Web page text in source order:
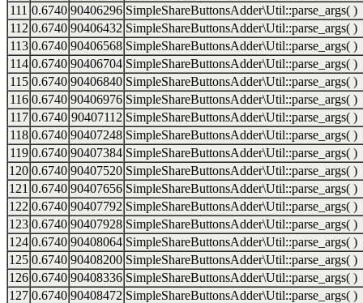
111 0.6740 90406296 SimpleShareButtonsAdder\Util::parse_args( )
112 0.6740 90406432 SimpleShareButtonsAdder\Util::parse_args( )
113 0.6740 90406568 SimpleShareButtonsAdder\Util::parse_args( )
114 0.6740 90406704 SimpleShareButtonsAdder\Util::parse_args( )
115 0.6740 90406840 SimpleShareButtonsAdder\Util::parse_args( )
116 0.6740 90406976 SimpleShareButtonsAdder\Util::parse_args( )
117 0.6740 90407112 SimpleShareButtonsAdder\Util::parse_args( )
118 0.6740 90407248 SimpleShareButtonsAdder\Util::parse_args( )
119 0.6740 90407384 SimpleShareButtonsAdder\Util::parse_args( )
120 0.6740 90407520 SimpleShareButtonsAdder\Util::parse_args( )
121 0.6740 90407656 SimpleShareButtonsAdder\Util::parse_args( )
122 0.6740 90407792 SimpleShareButtonsAdder\Util::parse_args( )
123 0.6740 90407928 SimpleShareButtonsAdder\Util::parse_args( )
124 0.6740 90408064 SimpleShareButtonsAdder\Util::parse_args( )
125 0.6740 90408200 SimpleShareButtonsAdder\Util::parse_args( )
126 0.6740 90408336 SimpleShareButtonsAdder\Util::parse_args( )
127 0.6740 90408472 SimpleShareButtonsAdder\Util::parse_args( )